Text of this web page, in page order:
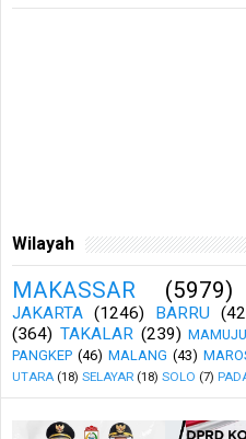
Wilayah
MAKASSAR (5979)
JAKARTA (1246) BARRU
(364) TAKALAR (239) MAMUJU
PANGKEP (46) MALANG (43)
UTARA (18) SELAYAR (18) SOLO (7)